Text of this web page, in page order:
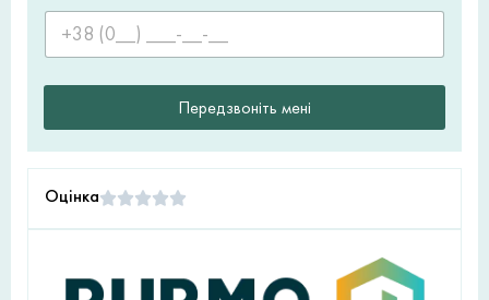
Передзвоніть мені
Оцінка